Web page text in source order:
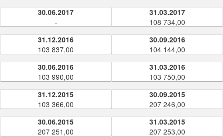
30.06.2017
-
31.03.2017
108 734,00
31.12.2016
103 837,00
30.09.2016
104 144,00
30.06.2016
103 990,00
31.03.2016
103 750,00
31.12.2015
103 366,00
30.09.2015
207 246,00
30.06.2015
207 251,00
31.03.2015
207 253,00